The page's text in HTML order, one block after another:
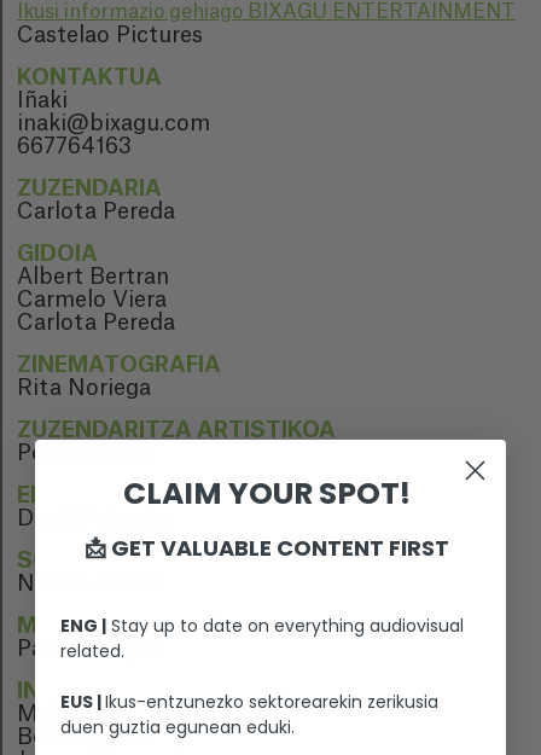
Ikusi informazio gehiago BIXAGU ENTERTAINMENT
Castelao Pictures
KONTAKTUA
Iñaki
inaki@bixagu.com
667764163
ZUZENDARIA
Carlota Pereda
GIDOIA
Albert Bertran
Carmelo Viera
Carlota Pereda
ZINEMATOGRAFIA
Rita Noriega
ZUZENDARITZA ARTISTIKOA
Peio Villalba
EDIZIOA
David Pelegrín
SOINU EDIZIOA
Nacho Arenas
MUSIKA
Pascal Gaigne
INTERPRETEAK
Maia Zaiategi
Belén Rueda
CLAIM YOUR SPOT!
📩 GET VALUABLE CONTENT FIRST
ENG | Stay up to date on everything audiovisual
related.
EUS |Ikus-entzunezko sektorearekin zerikusia
duen guztia egunean eduki.